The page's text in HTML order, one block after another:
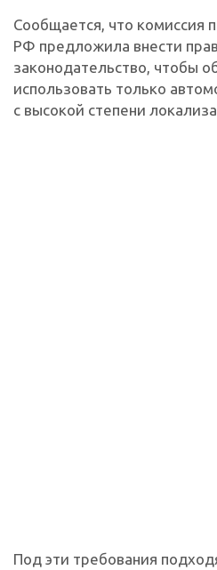
Сообщается, что комиссия
РФ предложила внести
законодательство, чтобы
использовать только
с высокой степени
Под эти требования